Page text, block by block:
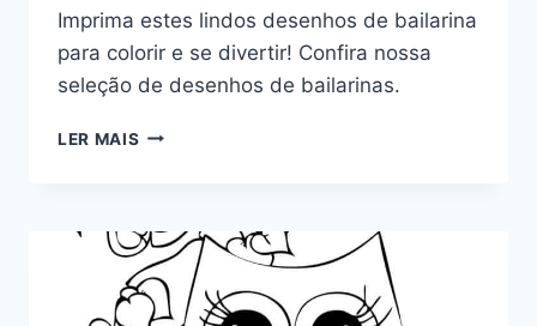
Imprima estes lindos desenhos de bailarina
para colorir e se divertir! Confira nossa
seleção de desenhos de bailarinas.
LER MAIS DESENHOS
COLORIR